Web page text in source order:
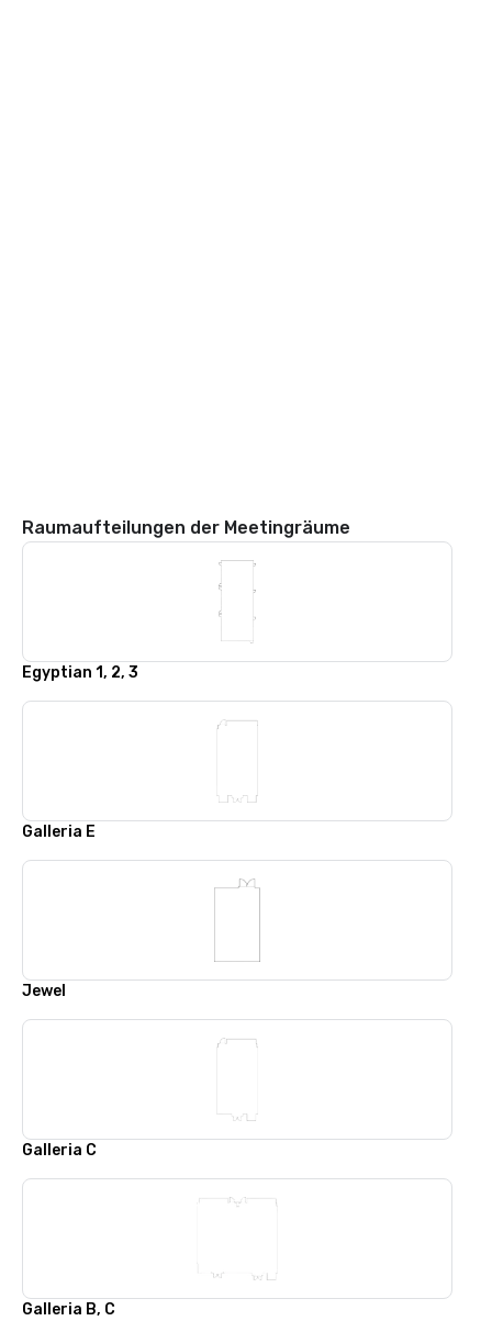
Raumaufteilungen der Meetingräume
Egyptian 1, 2, 3
Galleria E
Jewel
Galleria C
Galleria B, C